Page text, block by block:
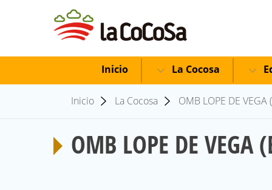
Inicio La Cocosa
Inicio La Cocosa OMB LOPE DE
OMB LOPE DE